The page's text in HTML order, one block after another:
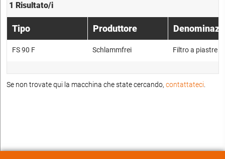
1 Risultato/i
Tipo Produttore
FS 90 F Schlammfrei Filtro a piastre
Se non trovate qui la macchina che state cercando, contattateci